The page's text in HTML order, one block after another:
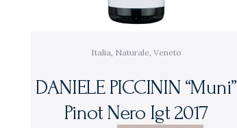
Italia, Naturale, Veneto
DANIELE PICCININ “Muni”
Pinot Nero Igt 2017